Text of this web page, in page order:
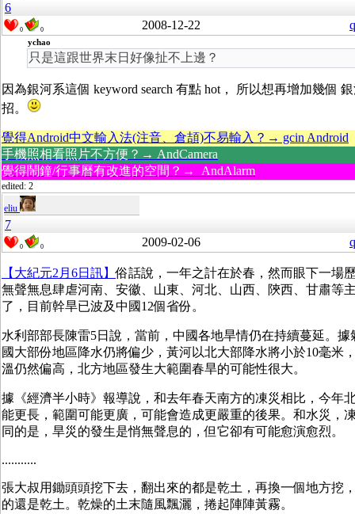
6
0 0 2008-12-22
ychao
只是這跟世界末日好像扯不上邊？
因為銀河系這個 keyword search 有點 hot， 所以想再增加幾個
招。
覺得Android中文輸入法(注音、倉頡)不易輸入？→ gcin Android
手機照相看照片不方便？→ AndCamera
覺得鬧鐘/行事曆有改進的空間？→ AndAlarm
edited: 2
eliu
7
0 0 2009-02-06
【大紀元2月6日訊】俗話說，一年之計在於春，然而眼下一場
無聲無息肆虐河南、安徽、山東、河北、山西、陝西、甘肅等
了，目前幹旱已波及中國12個省份。
水利部部長陳雷5日說，當前，中國各地旱情仍在持續蔓延。
國大部份地區降水仍將偏少，黃河以北大部降水將小於10毫米
溫仍然偏高，北方地區發生大範圍春旱的可能性很大。
據《經濟半小時》報導說，和去年春天南方的凍災相比，今年
能更長，範圍可能更廣，可能會造成更嚴重的後果。和水災，
同的是，旱災的發生是悄無聲息的，但它卻有可能愈演愈烈。
...........
張大叔用鋤頭頭挖下去，翻出來的都是乾土，再換一個地方挖
的還是乾土。乾燥的土末隨風飄灑，捲起陣陣黃霧。